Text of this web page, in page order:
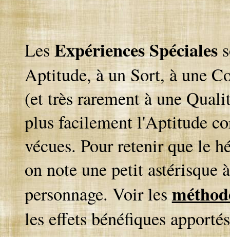
LesExpériences Spéciales
Aptitude, à un Sort, à une
(et très rarement à une
plus facilement l'Aptitude
vécues. Pour retenir que le
on note une petit
personnage. Voir les
les effets bénéfiques